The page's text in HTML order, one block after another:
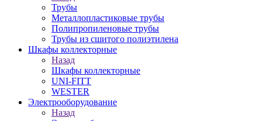
Трубы
Металлопластиковые трубы
Полипропиленовые трубы
Трубы из сшитого полиэтилена
Шкафы коллекторные
Назад
Шкафы коллекторные
UNI-FITT
WESTER
Электрооборудование
Назад